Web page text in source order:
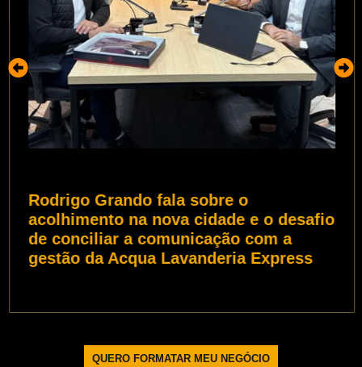
Rodrigo Grando fala sobre o
acolhimento na nova cidade e o desafio
de conciliar a comunicação com a
gestão da Acqua Lavanderia Express
QUERO FORMATAR MEU NEGÓCIO